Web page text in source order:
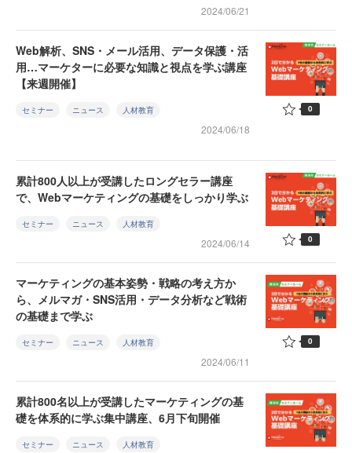
2024/06/21
Web解析、SNS・メール活用、データ保護・活
用…マーケターに必要な知識と視点を学ぶ講座
【来週開催】
セミナー ニュース 人材教育
2024/06/18
0
累計800人以上が受講したロングセラー講座
で、Webマーケティングの基礎をしっかり学ぶ
セミナー ニュース 人材教育
2024/06/14 0
マーケティングの基本姿勢・戦略の考え方か
ら、メルマガ・SNS活用・データ分析など戦術
の基礎まで学ぶ
セミナー ニュース 人材教育
2024/06/11
0
累計800名以上が受講したマーケティングの基
礎を体系的に学ぶ集中講座、6月下旬開催
セミナー ニュース 人材教育